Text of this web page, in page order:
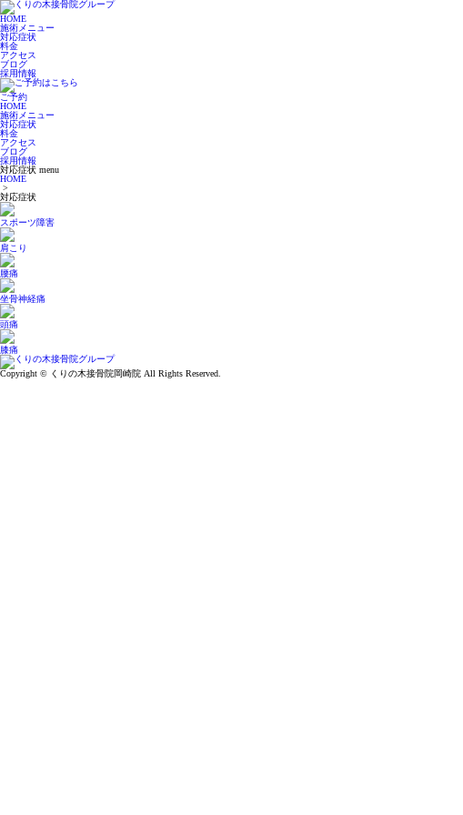
HOME
施術メニュー
対応症状
料金
アクセス
ブログ
採用情報
ご予約
HOME
施術メニュー
対応症状
料金
アクセス
ブログ
採用情報
対応症状 menu
HOME
>
対応症状
スポーツ障害
肩こり
腰痛
坐骨神経痛
頭痛
膝痛
Copyright © くりの木接骨院岡崎院 All Rights Reserved.